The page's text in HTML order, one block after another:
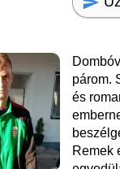
párom.
és
Remek